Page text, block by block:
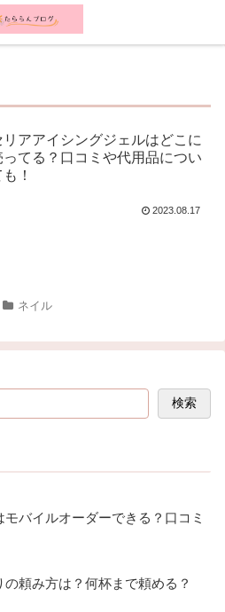
リアアイシングジェルはどこに
ってる？口コミや代用品につい
！
2023.08.17
ネイル
検索
モバイルオーダーできる？口コミ
頼み方は？何杯まで頼める？